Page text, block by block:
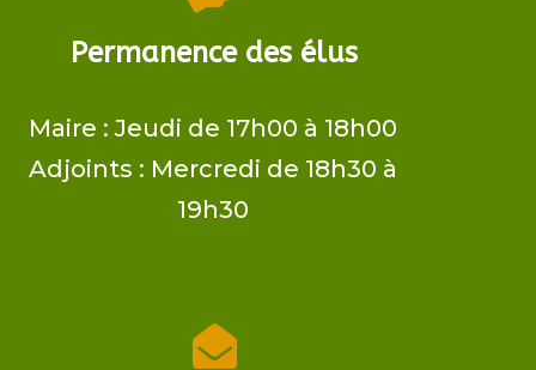
Permanence des élus
Maire ​: Jeudi de 17h00 à 18h00
Adjoints​ : Mercredi de 18h30 à
19h30
